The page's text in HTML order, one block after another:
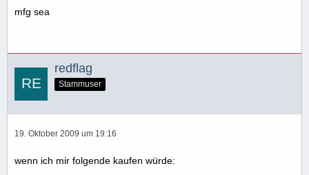
mfg sea
redflag
Stammuser
19. Oktober 2009 um 19:16
wenn ich mir folgende kaufen würde: